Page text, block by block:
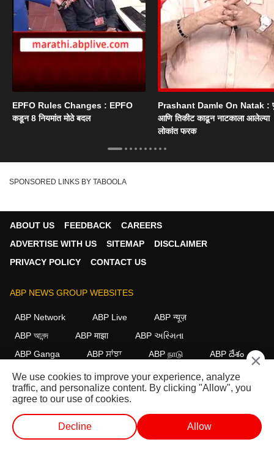
EPFO Rules Changes : EPFO
कडून 8 नियमांत मोठे बदल
Prashant Damle On Natak :
आणि तिकीट काढून नाटकाला आलेल्या
लोकांत फरक
SPONSORED LINKS BY TABOOLA
ABOUT US FEEDBACK
CAREERS
ADVERTISE WITH US
SITEMAP
DISCLAIMER
PRIVACY POLICY
CONTACT US
ABP NEWS GROUP WEBSITES
ABP Network ABP Live
ABP न्यूज़
ABP আনন্দ
ABP माझा
ABP અસ્મિતા
ABP Ganga
ABP ਸਾਂਝਾ ABP நாடு ABP దేశం
FOLLOW US
This website follows the DNPA Code of Ethics. Copyright@2026.
All rights reserved.
×
We use cookies to improve your experience, analyze
traffic, and personalize content. By clicking "Allow", you
agree to our use of cookies.
Decline Allow